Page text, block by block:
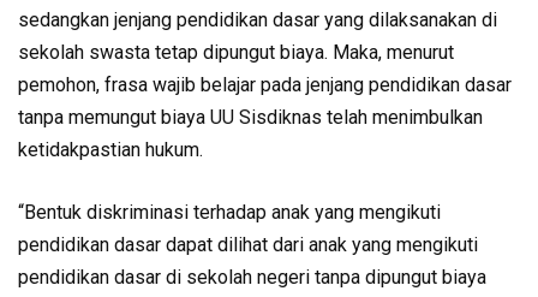
sedangkan jenjang pendidikan dasar yang dilaksanakan di
sekolah swasta tetap dipungut biaya. Maka, menurut
pemohon, frasa wajib belajar pada jenjang pendidikan dasar
tanpa memungut biaya UU Sisdiknas telah menimbulkan
ketidakpastian hukum.
“Bentuk diskriminasi terhadap anak yang mengikuti
pendidikan dasar dapat dilihat dari anak yang mengikuti
pendidikan dasar di sekolah negeri tanpa dipungut biaya